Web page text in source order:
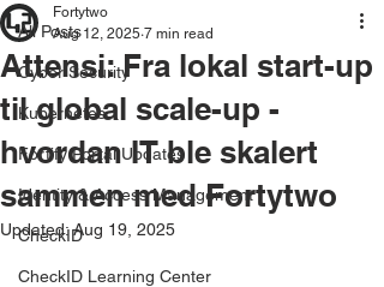
All Posts
Cyber Security
Kubernetes
Fortify Portal Updates
Identity & Access Management
CheckID
CheckID Learning Center
Attensi: Fra lokal start-up
til global scale-up -
hvordan IT ble skalert
sammen med Fortytwo
Fortytwo
Aug 12, 2025 7 min read
Updated:Aug 19, 2025